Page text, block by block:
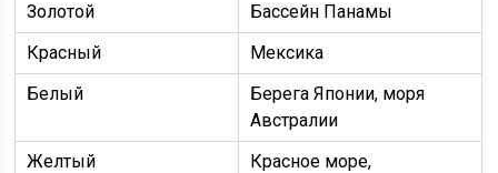
Золотой
Бассейн Панамы
Красный
Мексика
Белый
Берега Японии, моря
Австралии
Желтый
Красное море,